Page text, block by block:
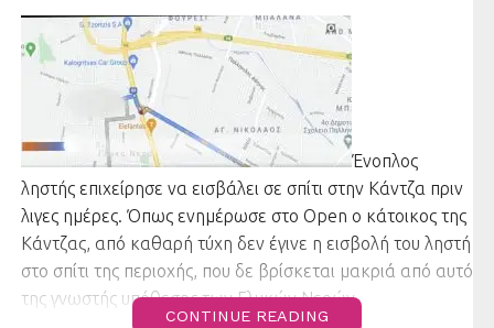
Ένοπλος
ληστής επιχείρησε να εισβάλει σε σπίτι στην Κάντζα πριν
λιγες ημέρες. Όπως ενημέρωσε στο Open ο κάτοικος της
Κάντζας, από καθαρή τύχη δεν έγινε η εισβολή του ληστή
στο σπίτι της περιοχής, που δε βρίσκεται μακριά από αυτό
της γνωστής υπόθεσης των Γλυκών Νερών.
CONTINUE READING